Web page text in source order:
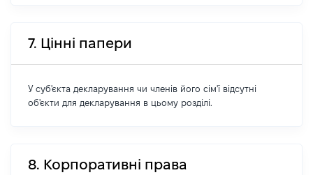
7. Цінні папери
У суб'єкта декларування чи членів його сім'ї відсутні
об'єкти для декларування в цьому розділі.
8. Корпоративні права